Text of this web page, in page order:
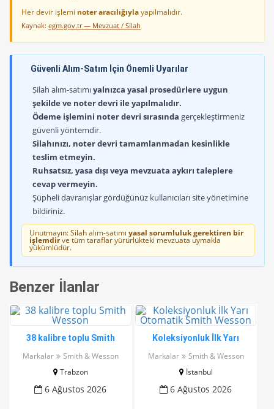
Her devir işlemi noter aracılığıylayapılmalıdır.
Kaynak: egm.gov.tr — Mevzuat / Silah
Güvenli Alım-Satım İçin Önemli Uyarılar
Silah alım-satımıyalnızca yasal prosedürlere uygun
şekilde ve noter devri ile yapılmalıdır.
Ödeme işlemini noter devri sırasında gerçekleştirmeniz
güvenli yöntemdir.
Silahınızı, noter devri tamamlanmadan kesinlikle
teslim etmeyin.
Ruhsatsız, yasa dışı veya mevzuata aykırı taleplere
cevap vermeyin.
Şüpheli davranışlar gördüğünüz kullanıcıları site yönetimine
bildiriniz.
Unutmayın: Silah alım-satımı yasal sorumluluk gerektiren bir
işlemdirve tüm taraflar yürürlükteki mevzuata uymakla
yükümlüdür.
Benzer İlanlar
38 kalibre toplu Smith
Markalar
Smith & Wesson
Trabzon
6 Ağustos 2026
Koleksiyonluk İlk Yarı
Markalar
Smith & Wesson
İstanbul
6 Ağustos 2026